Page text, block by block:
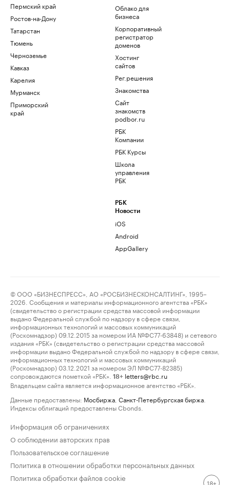
Пермский край
Ростов-на-Дону
Татарстан
Тюмень
Черноземье
Кавказ
Карелия
Мурманск
Приморский
край
Облако для
бизнеса
Корпоративный
регистратор
доменов
Хостинг
сайтов
Рег.решения
Знакомства
Сайт
знакомств
podbor.ru
РБК
Компании
РБК Курсы
Школа
управления
РБК
РБК
Новости
iOS
Android
AppGallery
© ООО «БИЗНЕСПРЕСС», АО «РОСБИЗНЕСКОНСАЛТИНГ», 1995–
2026. Сообщения и материалы информационного агентства «РБК»
(свидетельство о регистрации средства массовой информации
выдано Федеральной службой по надзору в сфере связи,
информационных технологий и массовых коммуникаций
(Роскомнадзор) 09.12.2015 за номером ИА №ФС77-63848) и сетевого
издания «РБК» (свидетельство о регистрации средства массовой
информации выдано Федеральной службой по надзору в сфере связи,
информационных технологий и массовых коммуникаций
(Роскомнадзор) 03.12.2021 за номером ЭЛ №ФС77-82385)
сопровождаются пометкой «РБК».
18+ letters@rbc.ru
Владельцем сайта является информационное агентство «РБК».
Данные предоставлены: Мосбиржа Санкт-Петербургская биржа
Индексы облигаций предоставлены Cbonds.
Информация об ограничениях
О соблюдении авторских прав
Пользовательское соглашение
Политика в отношении обработки персональных данных
Политика обработки файлов cookie
18+